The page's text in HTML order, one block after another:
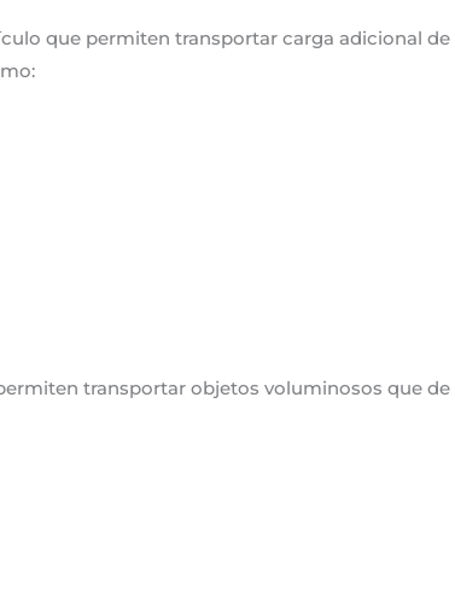
que permiten transportar carga adicional de
transportar objetos voluminosos que